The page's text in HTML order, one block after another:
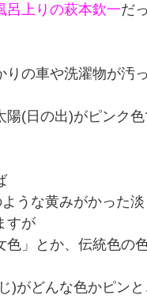
呂上りの萩本欽一だ
りの車や洗濯物が汚
陽(日の出)がピンク
うな黄みがかった
すが
色」とか、伝統色の
)がどんな色かピン